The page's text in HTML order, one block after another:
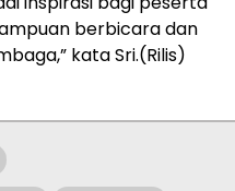
berbicara dan
kata Sri.(Rilis)